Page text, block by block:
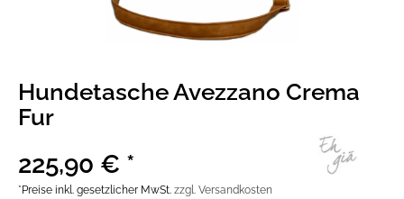
Hundetasche Avezzano Crema
Fur
225,90 € *
*Preise inkl. gesetzlicher MwSt. zzgl. Versandkosten